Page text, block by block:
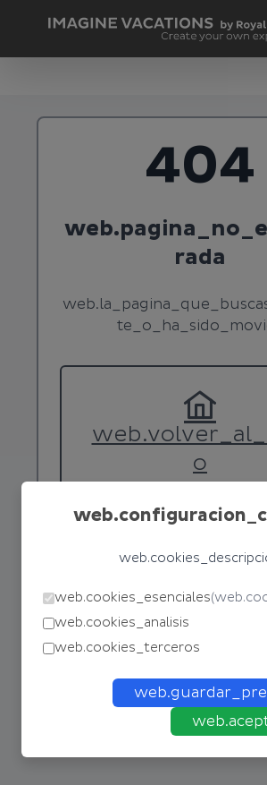
web.cookies_esenciales(
web.cookies_analisis
web.cookies_terceros
404
rada
o